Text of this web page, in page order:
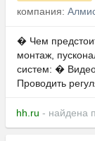
компания:
�️ Чем
монтаж,
систем: �
Проводить
hh.ru - найдена